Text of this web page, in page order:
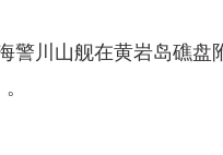
警川山舰在黄岩岛礁盘